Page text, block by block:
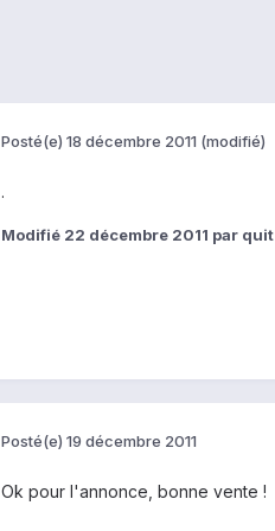
Posté(e) 18 décembre 2011 (modifié)
.
Modifié 22 décembre 2011 par
Posté(e) 19 décembre 2011
Ok pour l'annonce, bonne vente !